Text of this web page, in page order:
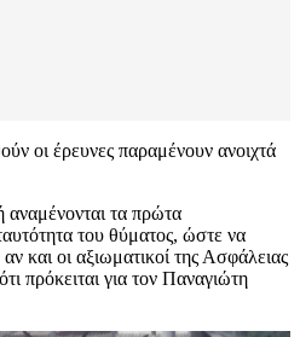
οι έρευνες παραμένουν ανοιχτά
τα πρώτα
του θύματος, ώστε να
και οι αξιωματικοί της Ασφάλειας
πρόκειται για τον Παναγιώτη